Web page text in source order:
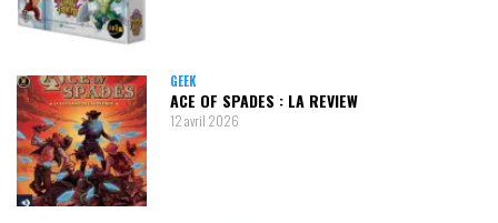
GEEK
ACE OF SPADES : LA REVIEW
12 avril 2026